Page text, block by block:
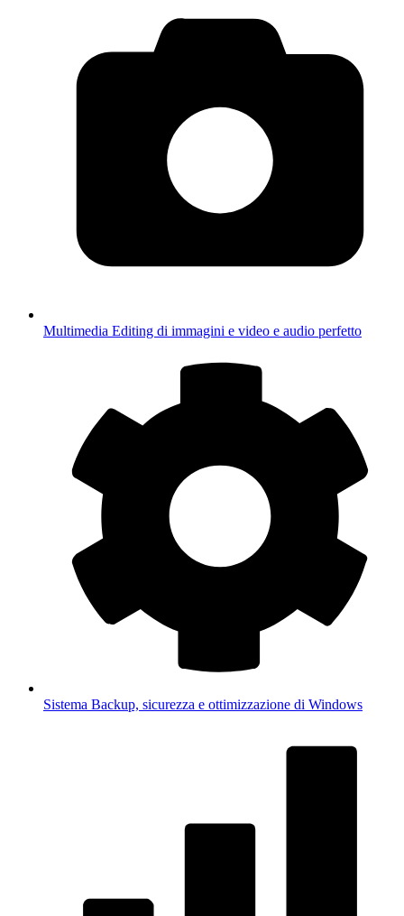
Multimedia Editing di immagini e video e audio perfetto
Sistema Backup, sicurezza e ottimizzazione di Windows